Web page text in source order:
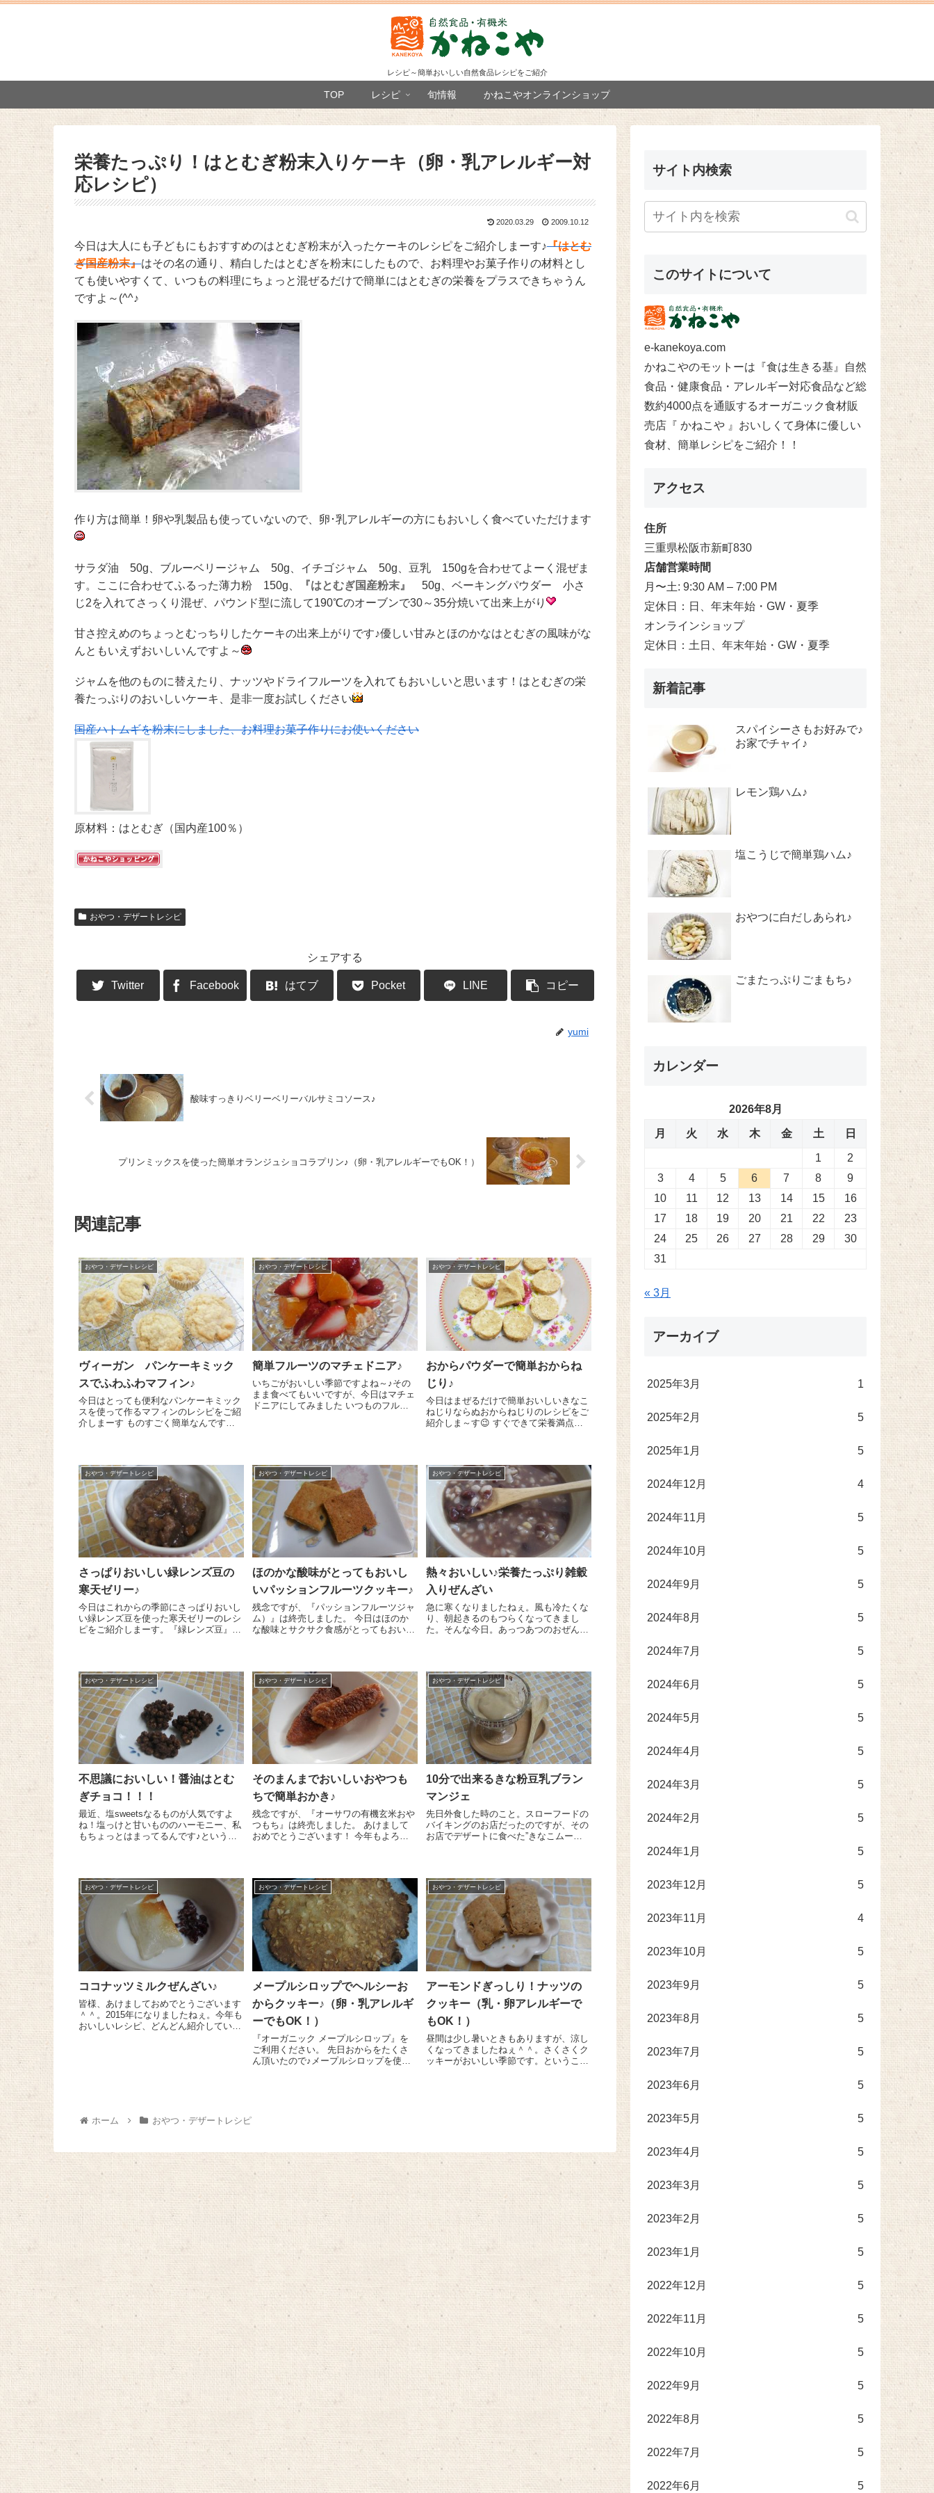
レシピ～簡単おいしい自然食品レシピをご紹介
TOP レシピ 旬情報 かねこやオンラインショップ
栄養たっぷり！はとむぎ粉末入りケーキ（卵・乳アレルギー対
応レシピ）
2020.03.29 2009.10.12
今日は大人にも子どもにもおすすめのはとむぎ粉末が入ったケーキのレシピをご紹介しまーす♪『はとむ
ぎ国産粉末』はその名の通り、精白したはとむぎを粉末にしたもので、お料理やお菓子作りの材料とし
ても使いやすくて、いつもの料理にちょっと混ぜるだけで簡単にはとむぎの栄養をプラスできちゃうん
ですよ～(^^♪
作り方は簡単！卵や乳製品も使っていないので、卵･乳アレルギーの方にもおいしく食べていただけます
サラダ油 50g、ブルーベリージャム 50g、イチゴジャム 50g、豆乳 150gを合わせてよーく混ぜま
す。ここに合わせてふるった薄力粉 150g、
『はとむぎ国産粉末』
50g、ベーキングパウダー 小さ
じ2を入れてさっくり混ぜ、パウンド型に流して190℃のオーブンで30～35分焼いて出来上がり
甘さ控えめのちょっとむっちりしたケーキの出来上がりです♪優しい甘みとほのかなはとむぎの風味がな
んともいえずおいしいんですよ～
ジャムを他のものに替えたり、ナッツやドライフルーツを入れてもおいしいと思います！はとむぎの栄
養たっぷりのおいしいケーキ、是非一度お試しください
国産ハトムギを粉末にしました、お料理お菓子作りにお使いください
原材料：はとむぎ（国内産100％）
おやつ・デザートレシピ
シェアする
Twitter Facebook はてブ Pocket LINE コピー
yumi
酸味すっきりベリーベリーバルサミコソース♪
プリンミックスを使った簡単オランジュショコラプリン♪（卵・乳アレルギーでもOK！）
関連記事
おやつ・デザートレシピ
ヴィーガン パンケーキミック
スでふわふわマフィン♪
今日はとっても便利なパンケーキミック
スを使って作るマフィンのレシピをご紹
介しまーす ものすごく簡単なんです
くりするくらい！...
おやつ・デザートレシピ
簡単フルーツのマチェドニア♪
いちごがおいしい季節ですよね～♪その
まま食べてもいいですが、今日はマチェ
ドニアにしてみました いつものフルー
おやつ・デザートレシピ
おからパウダーで簡単おからね
じり♪
今日はまぜるだけで簡単おいしいきなこ
ねじりならぬおからねじりのレシピをご
紹介しま～す😉 すぐできて栄養満点！
混ぜます。は...
おやつ・デザートレシピ
さっぱりおいしい緑レンズ豆の
寒天ゼリー♪
今日はこれからの季節にさっぱりおいし
い緑レンズ豆を使った寒天ゼリーのレシ
ピをご紹介しまーす。『緑レンズ豆』は
たっぷりのヘルシーおやつ...
おやつ・デザートレシピ
ほのかな酸味がとってもおいし
いパッションフルーツクッキー♪
残念ですが、『パッションフルーツジャ
ム）』は終売しました。 今日はほのか
な酸味とサクサク食感がとってもおいし
＾＾ ...
おやつ・デザートレシピ
熱々おいしい♪栄養たっぷり雑穀
入りぜんざい
急に寒くなりましたねぇ。風も冷たくな
り、朝起きるのもつらくなってきまし
た。そんな今日。あっつあつのおぜんざ
い湯のみに...
おやつ・デザートレシピ
不思議においしい！醤油はとむ
ぎチョコ！！！
最近、塩sweetsなるものが人気ですよ
ね！塩っけと甘いもののハーモニー、私
もちょっとはまってるんです♪というこ
そこに...
おやつ・デザートレシピ
そのまんまでおいしいおやつも
ちで簡単おかき♪
残念ですが、『オーサワの有機玄米おや
つもち』は終売しました。 あけまして
おめでとうございます！ 今年もよろし
元...
おやつ・デザートレシピ
10分で出来るきな粉豆乳ブラン
マンジェ
先日外食した時のこと。スローフードの
バイキングのお店だったのですが、その
お店でデザートに食べた”きなこムー
機きな粉』大さ...
おやつ・デザートレシピ
ココナッツミルクぜんざい♪
皆様、あけましておめでとうございます
＾＾。2015年になりましたねぇ。今年も
おいしいレシピ、どんどん紹介していき
おやつ・デザートレシピ
メープルシロップでヘルシーお
からクッキー♪（卵・乳アレルギ
ーでもOK！）
『オーガニック メープルシロップ』を
ご利用ください。 先日おからをたくさ
ん頂いたので♪メープルシロップを使っ
おやつ・デザートレシピ
アーモンドぎっしり！ナッツの
クッキー（乳・卵アレルギーで
もOK！）
昼間は少し暑いときもありますが、涼し
くなってきましたねぇ＾＾。さくさくク
ッキーがおいしい季節です。ということ
ホーム
おやつ・デザートレシピ
サイト内検索
このサイトについて
e-kanekoya.com
かねこやのモットーは『食は生きる基』自然
食品・健康食品・アレルギー対応食品など総
数約4000点を通販するオーガニック食材販
売店『 かねこや 』おいしくて身体に優しい
食材、簡単レシピをご紹介！！
アクセス
住所
三重県松阪市新町830
店舗営業時間
月〜土: 9:30 AM – 7:00 PM
定休日：日、年末年始・GW・夏季
オンラインショップ
定休日：土日、年末年始・GW・夏季
新着記事
スパイシーさもお好みで♪
お家でチャイ♪
レモン鶏ハム♪
塩こうじで簡単鶏ハム♪
おやつに白だしあられ♪
ごまたっぷりごまもち♪
カレンダー
2026年8月
月 火 水 木 金 土 日
1
2
3
4 5 6 7 8
9
10
11 12 13 14 15
16
17
18 19 20 21 22
23
24
25 26 27 28 29
30
31
« 3月
アーカイブ
2025年3月 1
2025年2月 5
2025年1月 5
2024年12月 4
2024年11月 5
2024年10月 5
2024年9月 5
2024年8月 5
2024年7月 5
2024年6月 5
2024年5月 5
2024年4月 5
2024年3月 5
2024年2月 5
2024年1月 5
2023年12月 5
2023年11月 4
2023年10月 5
2023年9月 5
2023年8月 5
2023年7月 5
2023年6月 5
2023年5月 5
2023年4月 5
2023年3月 5
2023年2月 5
2023年1月 5
2022年12月 5
2022年11月 5
2022年10月 5
2022年9月 5
2022年8月 5
2022年7月 5
2022年6月 5